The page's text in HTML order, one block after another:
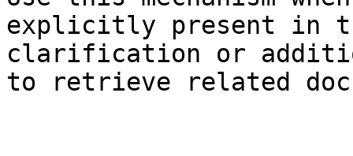
explicitly present in
clarification or